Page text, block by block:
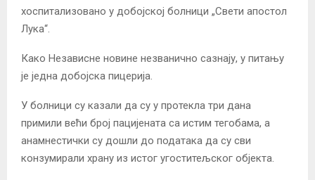
хоспитализовано у добојској болници „Свети апостол
Лука“.
Како Независне новине незванично сазнају, у питању
је једна добојска пицерија.
У болници су казали да су у протекла три дана
примили већи број пацијената са истим тегобама, а
анамнестички су дошли до података да су сви
конзумирали храну из истог угоститељског објекта.